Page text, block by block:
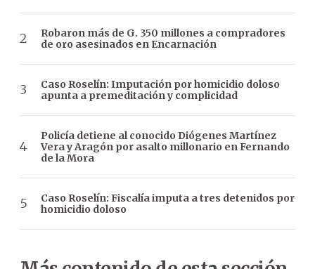
Robaron más de G. 350 millones a compradores
de oro asesinados en Encarnación
Caso Roselín: Imputación por homicidio doloso
apunta a premeditación y complicidad
Policía detiene al conocido Diógenes Martínez
Vera y Aragón por asalto millonario en Fernando
de la Mora
Caso Roselín: Fiscalía imputa a tres detenidos por
homicidio doloso